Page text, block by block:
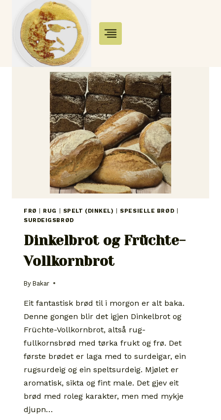
content
FRØ RUG SPELT (DINKEL) |SPESIELLE BRØD
SURDEIGSBRØD
Dinkelbrot og Früchte-
Vollkornbrot
By Bakar
Eit fantastisk brød til i morgon er alt baka.
Denne gongen blir det igjen Dinkelbrot og
Früchte-Vollkornbrot, altså rug-
fullkornsbrød med tørka frukt og frø. Det
første brødet er laga med to surdeigar, ein
rugsurdeig og ein speltsurdeig. Mjølet er
aromatisk, sikta og fint male. Det gjev eit
brød med roleg karakter, men med mykje
djupn…